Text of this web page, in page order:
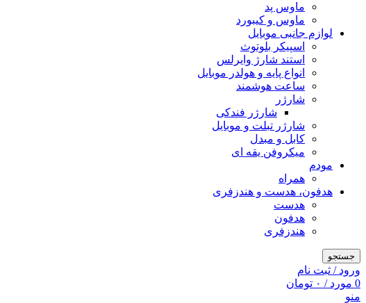
ماوس پد
ماوس و کیبورد
لوازم جانبی موبایل
اسپیکر بلوتوث
استند شارژ وایرلس
انواع پایه و هولدر موبایل
ساعت هوشمند
شارژر
شارژر فندکی
شارژر تبلت و موبایل
کابل و مبدل
میکروفن یقه ای
مودم
همراه
هدفون، هدست و هندزفری
هدست
هدفون
هندزفری
جستجو
ورود / ثبت نام
0 مورد / ۰ تومان
منو